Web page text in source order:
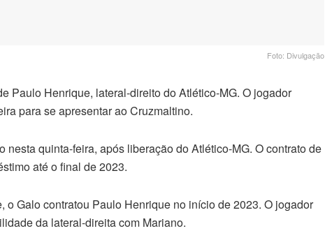
Foto: Divulgação
Paulo Henrique, lateral-direito do Atlético-MG. O jogador
para se apresentar ao Cruzmaltino.
nesta quinta-feira, após liberação do Atlético-MG. O contrato de
até o final de 2023.
o Galo contratou Paulo Henrique no início de 2023. O jogador
da lateral-direita com Mariano.